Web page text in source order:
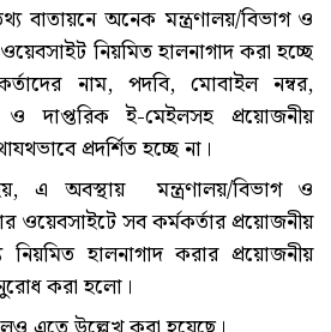
বাতায়নে অনেক মন্ত্রণালয়/বিভাগ ও
নিয়মিত হালনাগাদ করা হচ্ছে
নাম, পদবি, মোবাইল নম্বর,
দাপ্তরিক ই-মেইলসহ প্রয়োজনীয়
প্রদর্শিত হচ্ছে না।
এ অবস্থায় মন্ত্রণালয়/বিভাগ ও
ওয়েবসাইটে সব কর্মকর্তার প্রয়োজনীয়
নিয়মিত হালনাগাদ করার প্রয়োজনীয়
করা হলো।